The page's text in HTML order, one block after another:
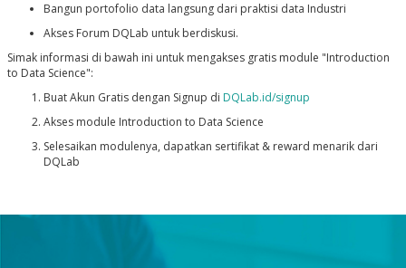
Bangun portofolio data langsung dari praktisi data Industri
Akses Forum DQLab untuk berdiskusi.
Simak informasi di bawah ini untuk mengakses gratis module "Introduction
to Data Science":
Buat Akun Gratis dengan Signup di DQLab.id/signup
Akses module Introduction to Data Science
Selesaikan modulenya, dapatkan sertifikat & reward menarik dari
DQLab